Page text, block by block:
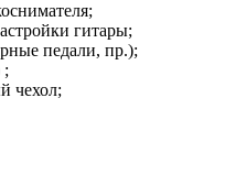
гитары;
педали, пр.);
;
чехол;